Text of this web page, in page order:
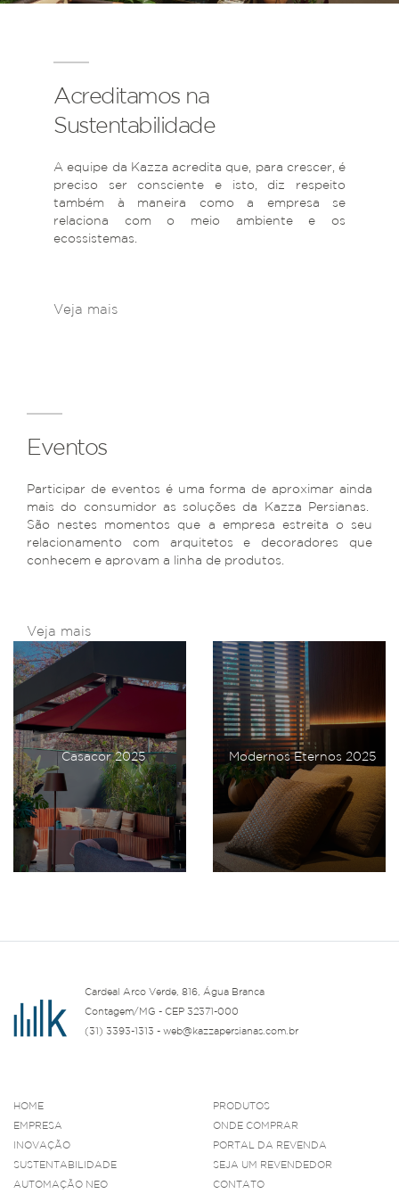
Acreditamos na
Sustentabilidade
A equipe da Kazza acredita que, para crescer, é
preciso ser consciente e isto, diz respeito
também à maneira como a empresa se
relaciona com o meio ambiente e os
ecossistemas.
Veja mais
Eventos
Participar de eventos é uma forma de aproximar ainda
mais do consumidor as soluções da Kazza Persianas.
São nestes momentos que a empresa estreita o seu
relacionamento com arquitetos e decoradores que
conhecem e aprovam a linha de produtos.
Veja mais
Casacor 2025 Modernos Eternos 2025
Cardeal Arco Verde, 816, Água Branca
Contagem/MG - CEP 32371-000
(31) 3393-1313 - web@kazzapersianas.com.br
HOME
EMPRESA
INOVAÇÃO
SUSTENTABILIDADE
AUTOMAÇÃO NEO
PRODUTOS
ONDE COMPRAR
PORTAL DA REVENDA
SEJA UM REVENDEDOR
CONTATO